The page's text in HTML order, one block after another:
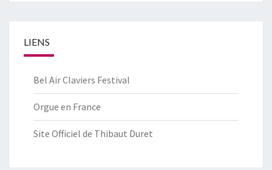
LIENS
Bel Air Claviers Festival
Orgue en France
Site Officiel de Thibaut Duret